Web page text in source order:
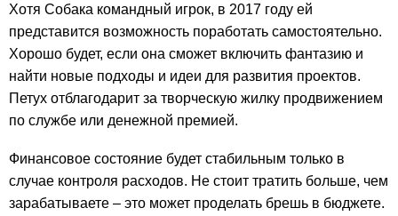
Хотя Собака командный игрок, в 2017 году ей
представится возможность поработать самостоятельно.
Хорошо будет, если она сможет включить фантазию и
найти новые подходы и идеи для развития проектов.
Петух отблагодарит за творческую жилку продвижением
по службе или денежной премией.
Финансовое состояние будет стабильным только в
случае контроля расходов. Не стоит тратить больше, чем
зарабатываете – это может проделать брешь в бюджете.